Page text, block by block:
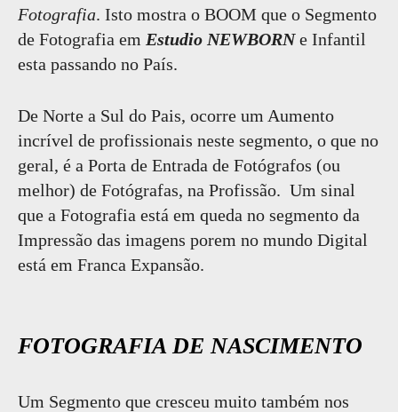
Fotografia. Isto mostra o BOOM que o Segmento
de Fotografia em Estudio NEWBORNe Infantil
esta passando no País.
De Norte a Sul do Pais, ocorre um Aumento
incrível de profissionais neste segmento, o que no
geral, é a Porta de Entrada de Fotógrafos (ou
melhor) de Fotógrafas, na Profissão. Um sinal
que a Fotografia está em queda no segmento da
Impressão das imagens porem no mundo Digital
está em Franca Expansão.
FOTOGRAFIA DE NASCIMENTO
Um Segmento que cresceu muito também nos